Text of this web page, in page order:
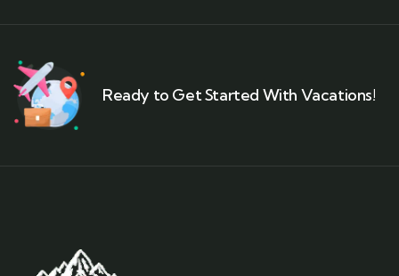
Ready to Get Started With Vacations!